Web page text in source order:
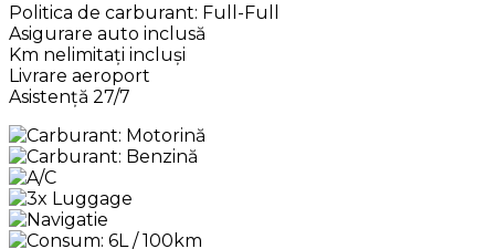
Politica de carburant: Full-Full
Asigurare auto inclusă
Km nelimitați incluși
Livrare aeroport
Asistență 27/7